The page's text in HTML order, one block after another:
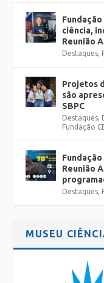
ciência,
Reunião
Destaques,
Projetos
são
SBPC
Destaques,
Fundação
Reunião
Destaques,
MUSEU